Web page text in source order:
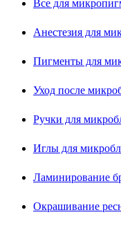
Все для
Анестезия для
Пигменты для
Уход после
Ручки для
Иглы для
Ламинирование
Окрашивание